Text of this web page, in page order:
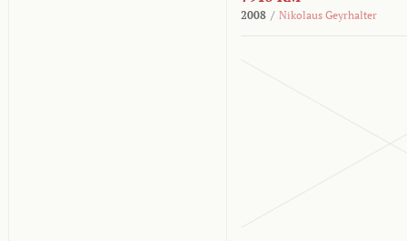
2008 / Nikolaus Geyrhalter